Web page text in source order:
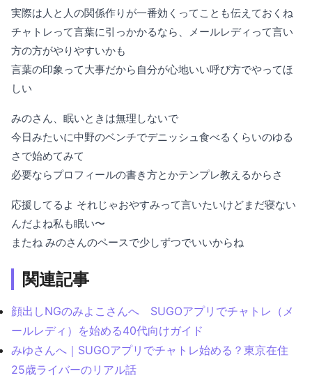
実際は人と人の関係作りが一番効くってことも伝えておくね
チャトレって言葉に引っかかるなら、メールレディって言い
方の方がやりやすいかも
言葉の印象って大事だから自分が心地いい呼び方でやってほ
しい
みのさん、眠いときは無理しないで
今日みたいに中野のベンチでデニッシュ食べるくらいのゆる
さで始めてみて
必要ならプロフィールの書き方とかテンプレ教えるからさ
応援してるよ それじゃおやすみって言いたいけどまだ寝ない
んだよね私も眠い〜
またね みのさんのペースで少しずつでいいからね
関連記事
顔出しNGのみよこさんへ SUGOアプリでチャトレ（メ
ールレディ）を始める40代向けガイド
みゆさんへ｜SUGOアプリでチャトレ始める？東京在住
25歳ライバーのリアル話